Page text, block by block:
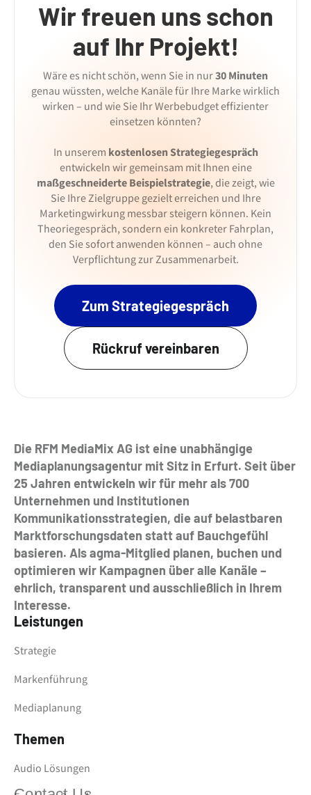
Wir freuen uns schon
auf Ihr Projekt!
Wäre es nicht schön, wenn Sie in nur30 Minuten
genau wüssten, welche Kanäle für Ihre Marke wirklich
wirken – und wie Sie Ihr Werbebudget effizienter
einsetzen könnten?
In unserem kostenlosen Strategiegespräch
entwickeln wir gemeinsam mit Ihnen eine
maßgeschneiderte Beispielstrategie, die zeigt, wie
Sie Ihre Zielgruppe gezielt erreichen und Ihre
Marketingwirkung messbar steigern können. Kein
Theoriegespräch, sondern ein konkreter Fahrplan,
den Sie sofort anwenden können – auch ohne
Verpflichtung zur Zusammenarbeit.
Zum Strategiegespräch
Rückruf vereinbaren
Die RFM MediaMix AG ist eine unabhängige
Mediaplanungsagentur mit Sitz in Erfurt. Seit über
25 Jahren entwickeln wir für mehr als 700
Unternehmen und Institutionen
Kommunikationsstrategien, die auf belastbaren
Marktforschungsdaten statt auf Bauchgefühl
basieren. Als agma-Mitglied planen, buchen und
optimieren wir Kampagnen über alle Kanäle –
ehrlich, transparent und ausschließlich in Ihrem
Interesse.
Leistungen
Strategie
Markenführung
Mediaplanung
Themen
Audio Lösungen